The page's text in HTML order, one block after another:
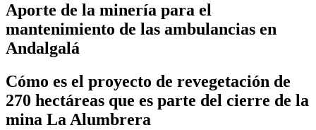
Aporte de la minería para el
mantenimiento de las ambulancias en
Andalgalá
Cómo es el proyecto de revegetación de
270 hectáreas que es parte del cierre de la
mina La Alumbrera